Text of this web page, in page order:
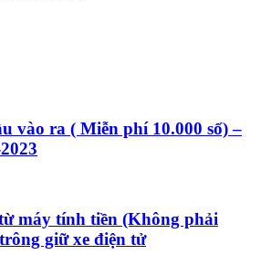
vào ra ( Miễn phí 10.000 số) –
máy tính tiền (Không phải
giữ xe điện tử